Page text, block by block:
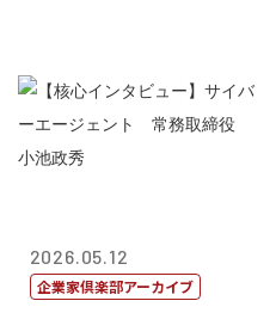
2026.05.12
企業家倶楽部アーカイブ